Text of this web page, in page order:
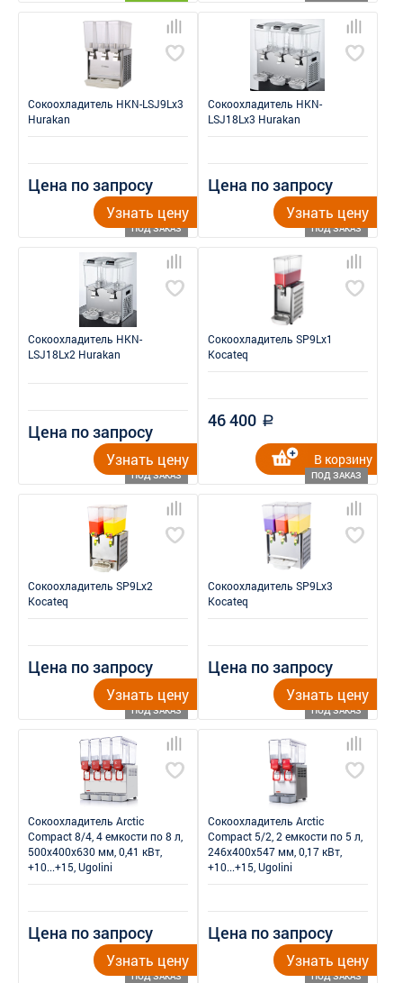
Сокоохладитель HKN-LSJ9Lx3
Hurakan
Цена по запросу
ПОД ЗАКАЗ
Узнать цену
Сокоохладитель HKN-
LSJ18Lx3 Hurakan
Цена по запросу
ПОД ЗАКАЗ
Узнать цену
Сокоохладитель HKN-
LSJ18Lx2 Hurakan
Цена по запросу
ПОД ЗАКАЗ
Узнать цену
Сокоохладитель SP9Lx1
Kocateq
46 400 a
ПОД ЗАКАЗ
В корзину
Сокоохладитель SP9Lx2
Kocateq
Цена по запросу
ПОД ЗАКАЗ
Узнать цену
Сокоохладитель SP9Lx3
Kocateq
Цена по запросу
ПОД ЗАКАЗ
Узнать цену
Сокоохладитель Arctic
Compact 8/4, 4 емкости по 8 л,
500x400x630 мм, 0,41 кВт,
+10...+15, Ugolini
Цена по запросу
ПОД ЗАКАЗ
Узнать цену
Сокоохладитель Arctic
Compact 5/2, 2 емкости по 5 л,
246x400x547 мм, 0,17 кВт,
+10...+15, Ugolini
Цена по запросу
ПОД ЗАКАЗ
Узнать цену